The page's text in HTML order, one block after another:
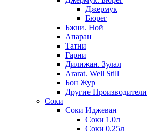
Джермук
Бюрег
Бжни. Ной
Апаран
Татни
Гарни
Дилижан. Зулал
Ararat. Well Still
Бон Жур
Другие Производители
Соки
Соки Иджеван
Соки 1.0л
Соки 0.25л